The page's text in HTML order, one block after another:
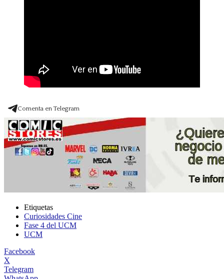
Comenta en Telegram
Etiquetas
Curiosidades Cine
Fase 4 del UCM
UCM
Facebook
X
Telegram